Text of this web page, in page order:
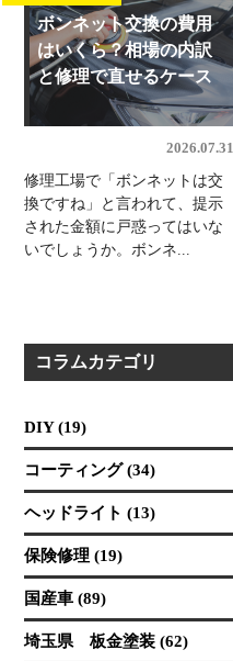
ボンネット交換の費用
はいくら？相場の内訳
と修理で直せるケース
2026.07.31
修理工場で「ボンネットは交
換ですね」と言われて、提示
された金額に戸惑ってはいな
いでしょうか。ボンネ...
コラムカテゴリ
DIY (19)
コーティング (34)
ヘッドライト (13)
保険修理 (19)
国産車 (89)
埼玉県 板金塗装 (62)